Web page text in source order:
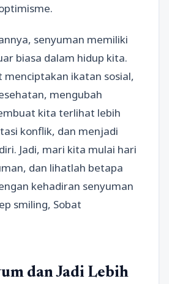
senyuman memiliki
biasa dalam hidup kita.
menciptakan ikatan sosial,
mengubah
kita terlihat lebih
konflik, dan menjadi
Jadi, mari kita mulai hari
dan lihatlah betapa
kehadiran senyuman
smiling, Sobat
dan Jadi Lebih